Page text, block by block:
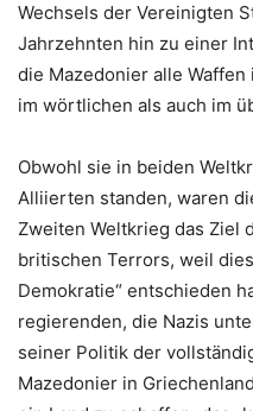
Wechsels der Vereinigten
Jahrzehnten hin zu einer
die Mazedonier alle
im wörtlichen als auch im
Obwohl sie in beiden
Alliierten standen, waren
Zweiten Weltkrieg das Ziel
britischen Terrors, weil
Demokratie“ entschieden
regierenden, die Nazis
seiner Politik der
Mazedonier in